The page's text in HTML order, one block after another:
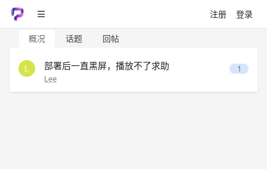
注册 登录
概况 话题 回帖
部署后一直黑屏，播放不了求助
Lee
1